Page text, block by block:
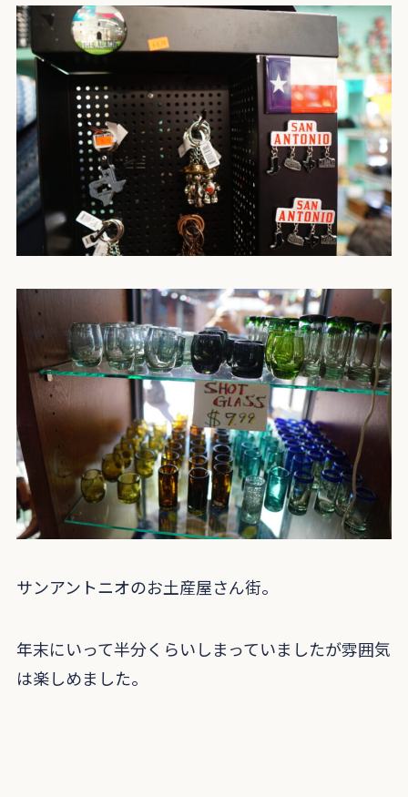
サンアントニオのお土産屋さん街。
年末にいって半分くらいしまっていましたが雰囲気
は楽しめました。